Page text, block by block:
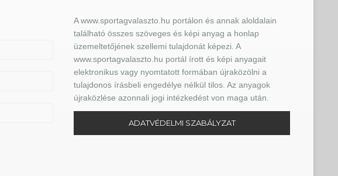
A www.sportagvalaszto.hu portálon és annak aloldalain
található összes szöveges és képi anyag a honlap
üzemeltetőjének szellemi tulajdonát képezi. A
www.sportagvalaszto.hu portál írott és képi anyagait
elektronikus vagy nyomtatott formában újraközölni a
tulajdonos írásbeli engedélye nélkül tilos. Az anyagok
újraközlése azonnali jogi intézkedést von maga után.
ADATVÉDELMI SZABÁLYZAT